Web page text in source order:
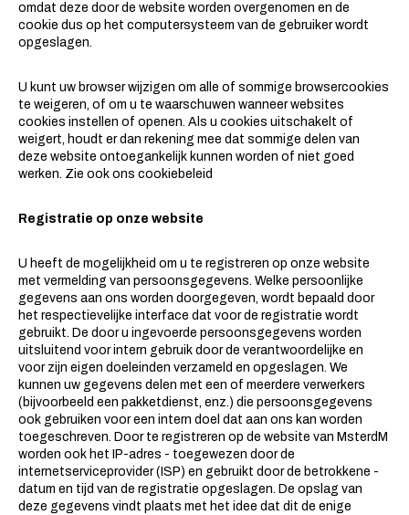
omdat deze door de website worden overgenomen en de
cookie dus op het computersysteem van de gebruiker wordt
opgeslagen.
U kunt uw browser wijzigen om alle of sommige browsercookies
te weigeren, of om u te waarschuwen wanneer websites
cookies instellen of openen. Als u cookies uitschakelt of
weigert, houdt er dan rekening mee dat sommige delen van
deze website ontoegankelijk kunnen worden of niet goed
werken. Zie ook ons ​​cookiebeleid
Registratie op onze website
U heeft de mogelijkheid om u te registreren op onze website
met vermelding van persoonsgegevens. Welke persoonlijke
gegevens aan ons worden doorgegeven, wordt bepaald door
het respectievelijke interface dat voor de registratie wordt
gebruikt. De door u ingevoerde persoonsgegevens worden
uitsluitend voor intern gebruik door de verantwoordelijke en
voor zijn eigen doeleinden verzameld en opgeslagen. We
kunnen uw gegevens delen met een of meerdere verwerkers
(bijvoorbeeld een pakketdienst, enz.) die persoonsgegevens
ook gebruiken voor een intern doel dat aan ons kan worden
toegeschreven. Door te registreren op de website van MsterdM
worden ook het IP-adres - toegewezen door de
internetserviceprovider (ISP) en gebruikt door de betrokkene -
datum en tijd van de registratie opgeslagen. De opslag van
deze gegevens vindt plaats met het idee dat dit de enige